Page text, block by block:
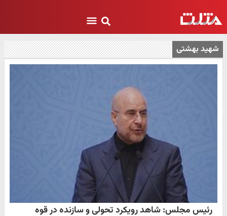
شهید بهشتی
رئیس مجلس: شاهد رویکرد تحولی و سازنده در قوه